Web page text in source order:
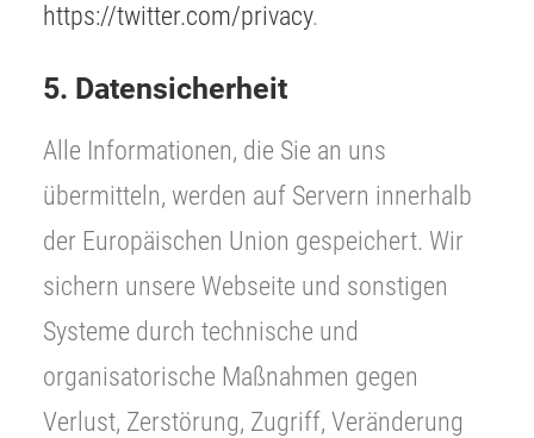
https://twitter.com/privacy.
5. Datensicherheit
Alle Informationen, die Sie an uns
übermitteln, werden auf Servern innerhalb
der Europäischen Union gespeichert. Wir
sichern unsere Webseite und sonstigen
Systeme durch technische und
organisatorische Maßnahmen gegen
Verlust, Zerstörung, Zugriff, Veränderung